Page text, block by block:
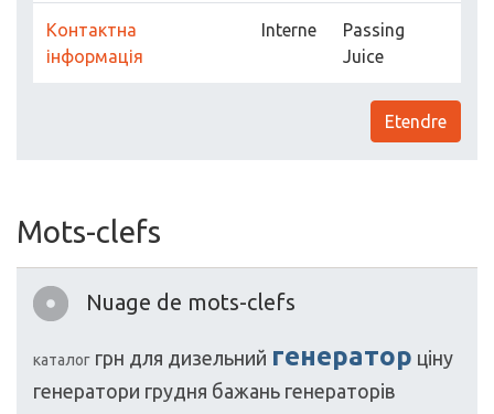
Контактна
інформація
Interne
Passing
Juice
Etendre
Mots-clefs
Nuage de mots-clefs
каталог грн для дизельний генератор ціну
генератори грудня бажань генераторів